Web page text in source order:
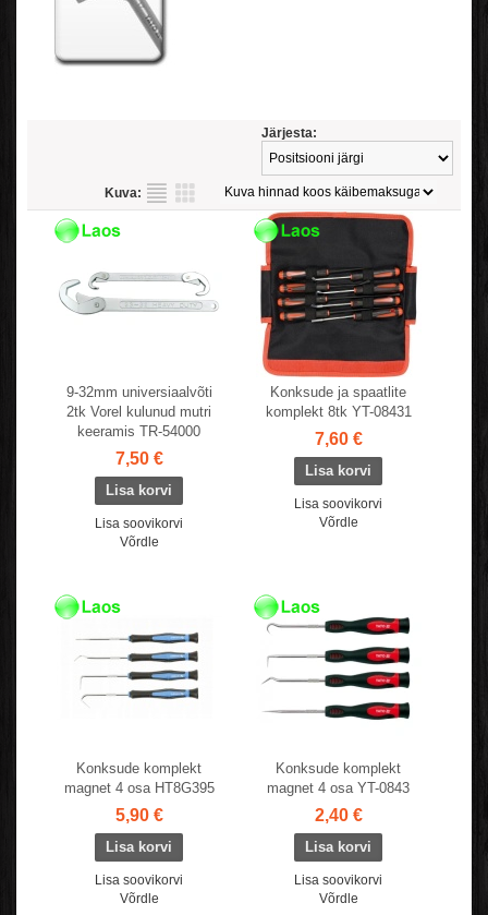
Järjesta:
Kuva:
9-32mm universiaalvõti
2tk Vorel kulunud mutri
keeramis TR-54000
7,50 €
Lisa soovikorvi
Võrdle
Konksude ja spaatlite
komplekt 8tk YT-08431
7,60 €
Lisa soovikorvi
Võrdle
Konksude komplekt
magnet 4 osa HT8G395
5,90 €
Lisa soovikorvi
Võrdle
Konksude komplekt
magnet 4 osa YT-0843
2,40 €
Lisa soovikorvi
Võrdle